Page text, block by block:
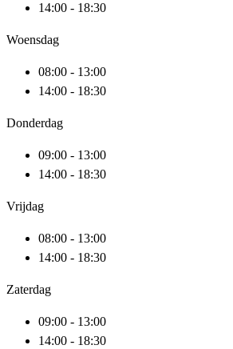
14:00 - 18:30
Woensdag
08:00 - 13:00
14:00 - 18:30
Donderdag
09:00 - 13:00
14:00 - 18:30
Vrijdag
08:00 - 13:00
14:00 - 18:30
Zaterdag
09:00 - 13:00
14:00 - 18:30